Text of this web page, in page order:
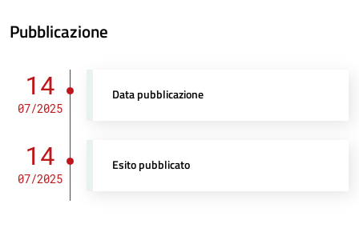
Pubblicazione
14
07/2025
Data pubblicazione
14
07/2025
Esito pubblicato